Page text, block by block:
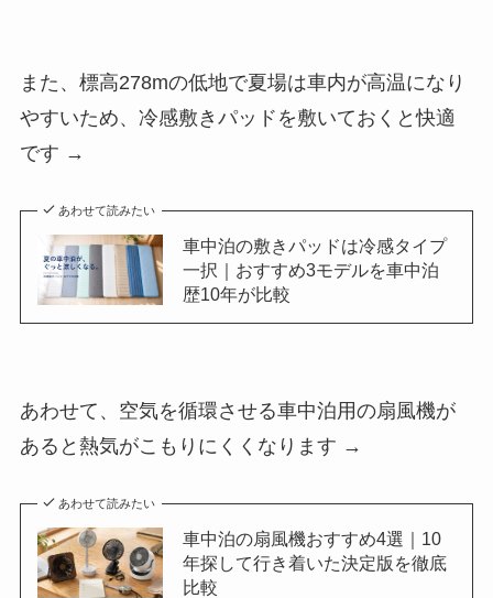
また、標高278mの低地で夏場は車内が高温になり
やすいため、冷感敷きパッドを敷いておくと快適
です →
あわせて読みたい
車中泊の敷きパッドは冷感タイプ
一択｜おすすめ3モデルを車中泊
歴10年が比較
あわせて、空気を循環させる車中泊用の扇風機が
あると熱気がこもりにくくなります →
あわせて読みたい
車中泊の扇風機おすすめ4選｜10
年探して行き着いた決定版を徹底
比較